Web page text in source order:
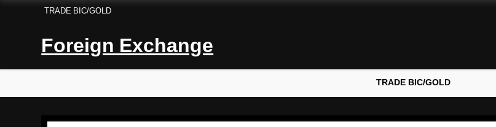
TRADE BIC/GOLD
Foreign Exchange
TRADE BIC/GOLD